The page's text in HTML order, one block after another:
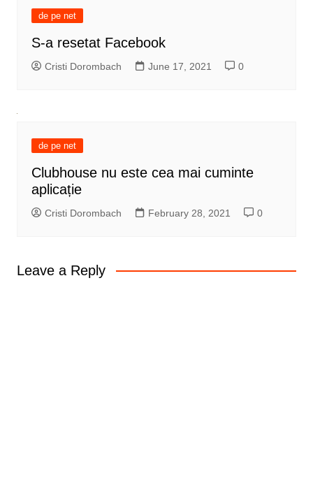
de pe net
S-a resetat Facebook
Cristi Dorombach June 17, 2021 0
de pe net
Clubhouse nu este cea mai cuminte
aplicație
Cristi Dorombach February 28, 2021 0
Leave a Reply